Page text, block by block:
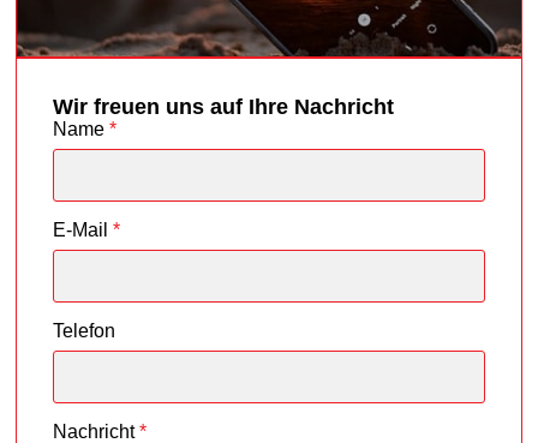
Wir freuen uns auf Ihre Nachricht
Name *
E-Mail *
Telefon
Nachricht *